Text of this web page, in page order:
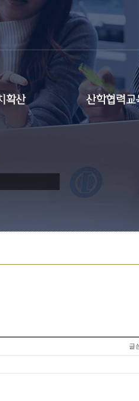
확산 산학협력교
글